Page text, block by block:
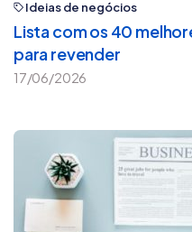
Ideias de negócios
Lista com os 40
para revender
17/06/2026